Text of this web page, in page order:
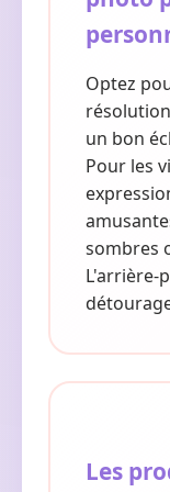
Optez
un bon
Pour les
sombres
L'arrière-
Les